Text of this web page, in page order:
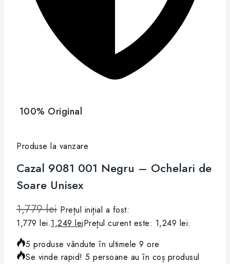
100% Original
Produse la vanzare
Cazal 9081 001 Negru – Ochelari de
Soare Unisex
1,779lei Prețul inițial a fost:
1,779 lei.1,249 leiPrețul curent este: 1,249 lei.
5 produse vândute în ultimele 9 ore
Se vinde rapid! 5 persoane au în coș produsul